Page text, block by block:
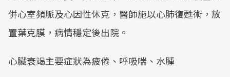
併心室頻脈及心因性休克，醫師施以心肺復甦術，放
置葉克膜，病情穩定後出院。
心臟衰竭主要症狀為疲倦、呼吸喘、水腫